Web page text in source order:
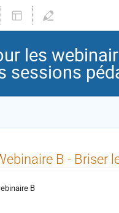
les
sessions
B - Briser
B